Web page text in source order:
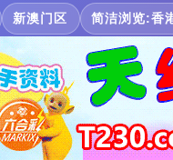
新澳门区 简洁浏览:香